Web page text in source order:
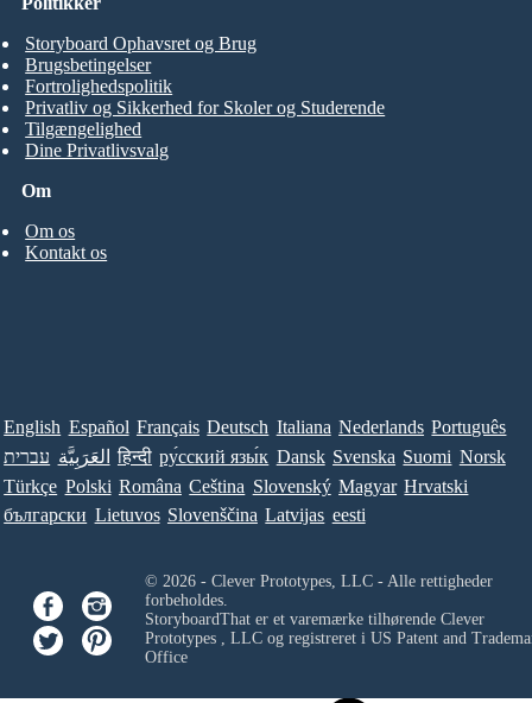
Om
Om os
Kontakt os
Storyboard Ophavsret og Brug
Brugsbetingelser
Fortrolighedspolitik
Privatliv og Sikkerhed for Skoler og Studerende
Tilgængelighed
Dine Privatlivsvalg
English Español Français Deutsch Italiana Nederlands Português
עברית العَرَبِيَّة हिन्दी ру́сский язы́к Dansk Svenska Suomi Norsk
Türkçe Polski Româna Ceština Slovenský Magyar Hrvatski
български Lietuvos Slovenščina Latvijas eesti
© 2026 - Clever Prototypes, LLC - Alle rettigheder
forbeholdes.
StoryboardThat er et varemærke tilhørende Clever
Prototypes , LLCog registreret i US Patent and
Office